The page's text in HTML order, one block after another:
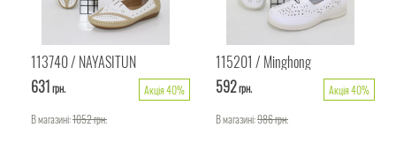
113740 NAYASITUN
631грн.
Акція 40%
В магазині:1052грн.
115201
Minghong
592грн.
Акція 40%
В магазині:986грн.